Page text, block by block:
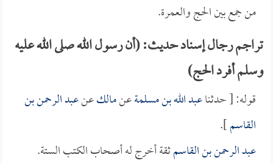
من جمع بين الحج والعمرة.
تراجم رجال إسناد حديث: (أن رسول الله صلى الله عليه
وسلم أفرد الحج)
قوله: [ حدثناعبد الله بن مسلمةعنمالكعنعبد الرحمن بن
القاسم].
عبد الرحمن بن القاسمثقة أخرج له أصحاب الكتب الستة.